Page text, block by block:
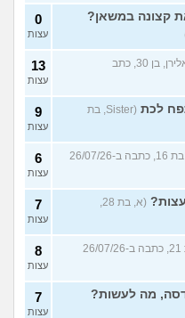
קצונה במשאן? 0
עצות
(אלירן, בן 30, כתב
13
עצות
לכת
(Sister, בת
9
עצות
(נערה, בת 16, כתבה ב-26/07/26
6
עצות
(א, בת 28,
7
עצות
(.., בת 21, כתבה ב-26/07/26
8
עצות
מה לעשות? 7
עצות